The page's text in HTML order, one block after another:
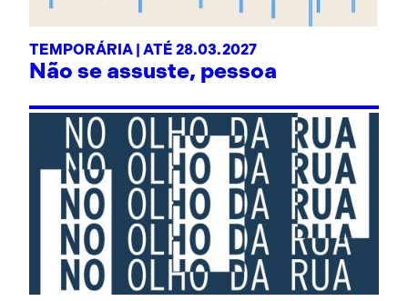
TEMPORÁRIA | ATÉ 28.03.2027
Não se assuste, pessoa